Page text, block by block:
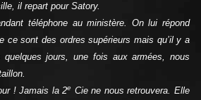
il repart pour Satory.
téléphone au ministère. On lui répond
ce sont des ordres supérieurs mais qu’il y a
jours, une fois aux armées, nous
! Jamais la 2e Cie ne nous retrouvera. Elle